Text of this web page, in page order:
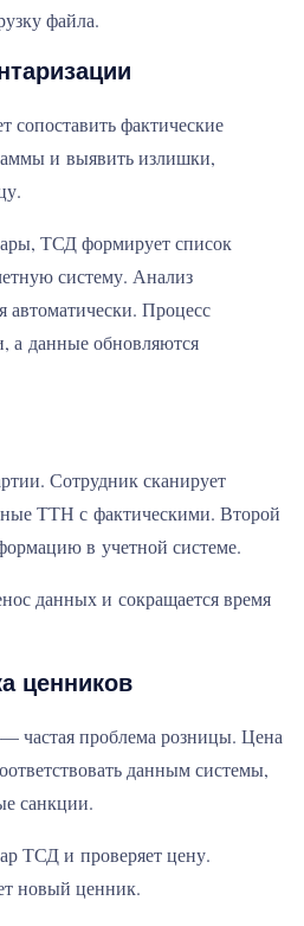
файла.
сопоставить фактические
и выявить излишки,
ТСД формирует список
систему. Анализ
автоматически. Процесс
а данные обновляются
Сотрудник сканирует
ТТН с фактическими. Второй
в учетной системе.
данных и сокращается время
ценников
частая проблема розницы. Цена
данным системы,
санкции.
ТСД и проверяет цену.
новый ценник.